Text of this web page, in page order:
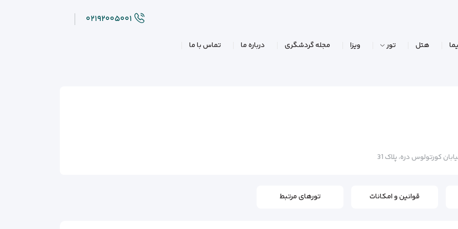
۰۲۱۹۲۰۰۵۰۰۱
هتل تور ویزا مجله گردشگری درباره ما تماس با ما
کورتولوس دره، پلاک 31
قوانین و امکانات تورهای مرتبط